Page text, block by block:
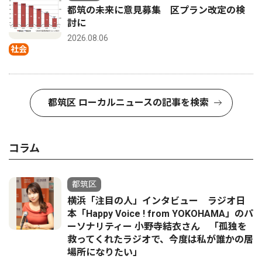
社会
都筑の未来に意見募集 区プラン改定の検
討に
2026.08.06
都筑区 ローカルニュースの記事を検索
コラム
都筑区
横浜「注目の人」インタビュー ラジオ日
本「Happy Voice ! from YOKOHAMA」のパ
ーソナリティー 小野寺結衣さん 「孤独を
救ってくれたラジオで、今度は私が誰かの居
場所になりたい」